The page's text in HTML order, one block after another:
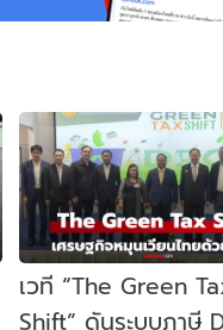
เวที “The Green
Shift” ดันระบบภาษี